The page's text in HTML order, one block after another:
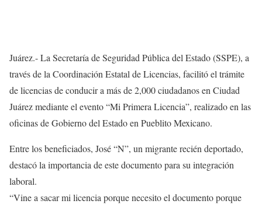
Juárez.- La Secretaría de Seguridad Pública del Estado (SSPE), a
través de la Coordinación Estatal de Licencias, facilitó el trámite
de licencias de conducir a más de 2,000 ciudadanos en Ciudad
Juárez mediante el evento “Mi Primera Licencia”, realizado en las
oficinas de Gobierno del Estado en Pueblito Mexicano.
Entre los beneficiados, José “N”, un migrante recién deportado,
destacó la importancia de este documento para su integración
laboral.
“Vine a sacar mi licencia porque necesito el documento porque